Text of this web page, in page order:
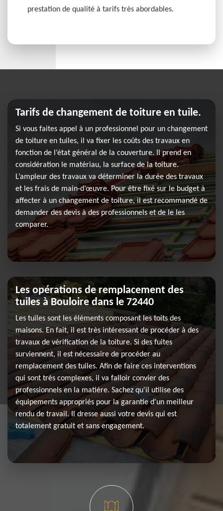
prestation de qualité à tarifs très abordables.
Tarifs de changement de toiture en tuile.
Si vous faites appel à un professionnel pour un changement
de toiture en tuiles, il va fixer les coûts des travaux en
fonction de l’état général de la couverture. Il prend en
considération le matériau, la surface de la toiture.
L’ampleur des travaux va déterminer la durée des travaux
et les frais de main-d’œuvre. Pour être fixé sur le budget à
affecter à un changement de toiture, il est recommandé de
demander des devis à des professionnels et de le les
comparer.
Les opérations de remplacement des
tuiles à Bouloire dans le 72440
Les tuiles sont les éléments composant les toits des
maisons. En fait, il est très intéressant de procéder à des
travaux de vérification de la toiture. Si des fuites
surviennent, il est nécessaire de procéder au
remplacement des tuiles. Afin de faire ces interventions
qui sont très complexes, il va falloir convier des
professionnels en la matière. Sachez qu'il utilise des
équipements appropriés pour la garantie d'un meilleur
rendu de travail. Il dresse aussi votre devis qui est
totalement gratuit et sans engagement.